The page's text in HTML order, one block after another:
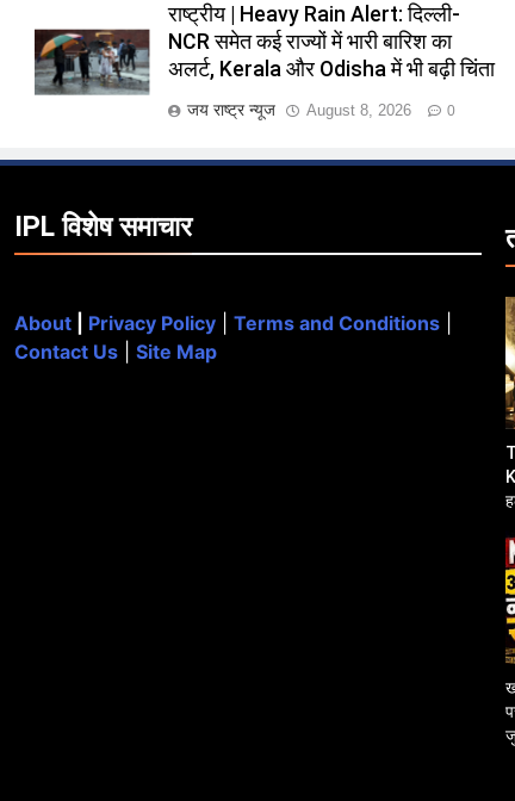
राष्ट्रीय | Heavy Rain Alert: दिल्ली-
NCR समेत कई राज्यों में भारी बारिश का
अलर्ट, Kerala और Odisha में भी बढ़ी चिंता
जय राष्ट्र न्यूज August 8, 2026 0
IPL विशेष समाचार
About Privacy Policy Terms and Conditions
Contact Us
Site Map